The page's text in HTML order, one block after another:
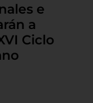
e
a
Ciclo